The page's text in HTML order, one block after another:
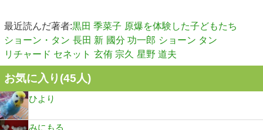
最近読んだ著者:黒田 季菜子 原爆を体験した子どもたち
ショーン・タン 長田 新 國分 功一郎 ショーン タン
リチャード セネット 玄侑 宗久 星野 道夫
お気に入り(45人)
ひより
みにもる